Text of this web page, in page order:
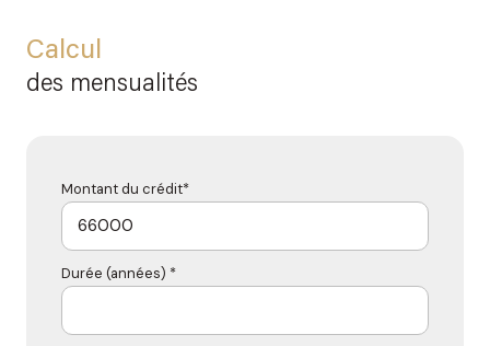
Calcul
des mensualités
Montant du crédit*
Durée (années) *